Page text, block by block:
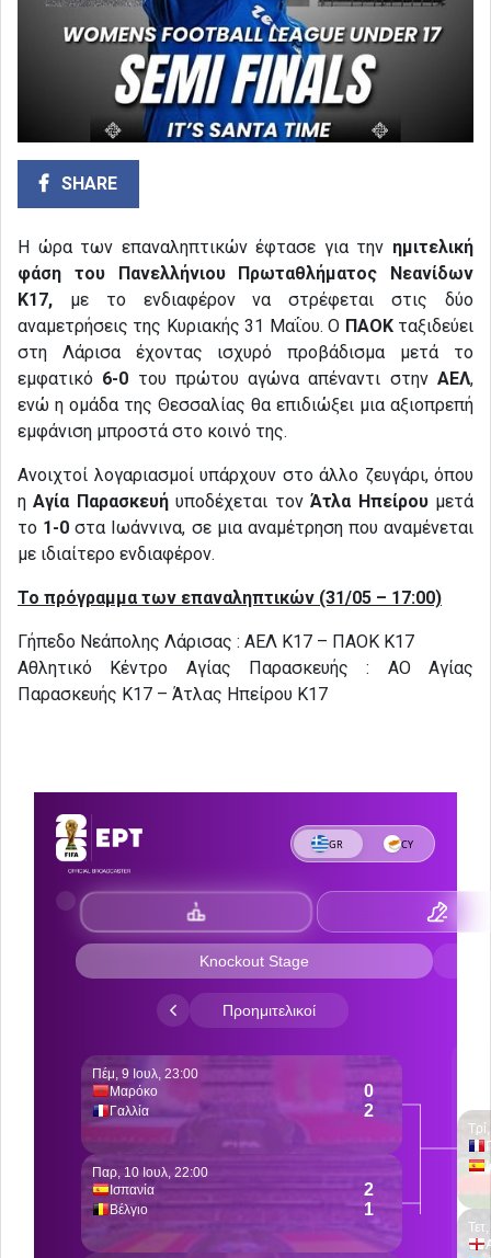
SHARE
Η ώρα των επαναληπτικών έφτασε για την ημιτελική
φάση του Πανελλήνιου Πρωταθλήματος Νεανίδων
Κ17, με το ενδιαφέρον να στρέφεται στις δύο
αναμετρήσεις της Κυριακής 31 Μαΐου. Ο ΠΑΟΚταξιδεύει
στη Λάρισα έχοντας ισχυρό προβάδισμα μετά το
εμφατικό 6-0 του πρώτου αγώνα απέναντι στηνΑΕΛ,
ενώ η ομάδα της Θεσσαλίας θα επιδιώξει μια αξιοπρεπή
εμφάνιση μπροστά στο κοινό της.
Ανοιχτοί λογαριασμοί υπάρχουν στο άλλο ζευγάρι, όπου
ηΑγία Παρασκευήυποδέχεται τονΆτλα Ηπείρουμετά
το 1-0 στα Ιωάννινα, σε μια αναμέτρηση που αναμένεται
με ιδιαίτερο ενδιαφέρον.
Το πρόγραμμα των επαναληπτικών (31/05 – 17:00)
Γήπεδο Νεάπολης Λάρισας : ΑΕΛ Κ17 – ΠΑΟΚ Κ17
Αθλητικό Κέντρο Αγίας Παρασκευής : ΑΟ Αγίας
Παρασκευής Κ17 – Άτλας Ηπείρου Κ17